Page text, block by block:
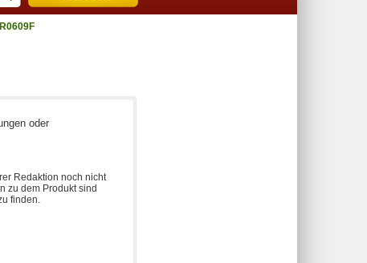
oder
Redaktion noch nicht
zu dem Produkt sind
finden.